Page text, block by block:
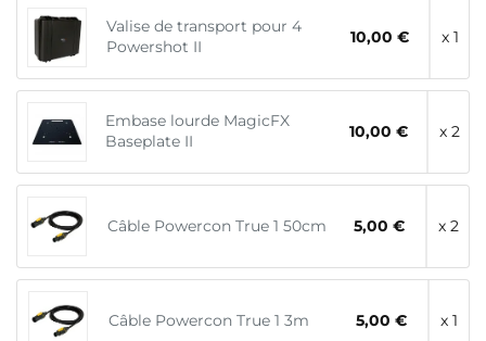
Valise de transport pour 4
Powershot II
10,00 € x 1
Embase lourde MagicFX
Baseplate II
10,00 € x 2
Câble Powercon True 1 50cm 5,00 € x 2
Câble Powercon True 1 3m 5,00 € x 1